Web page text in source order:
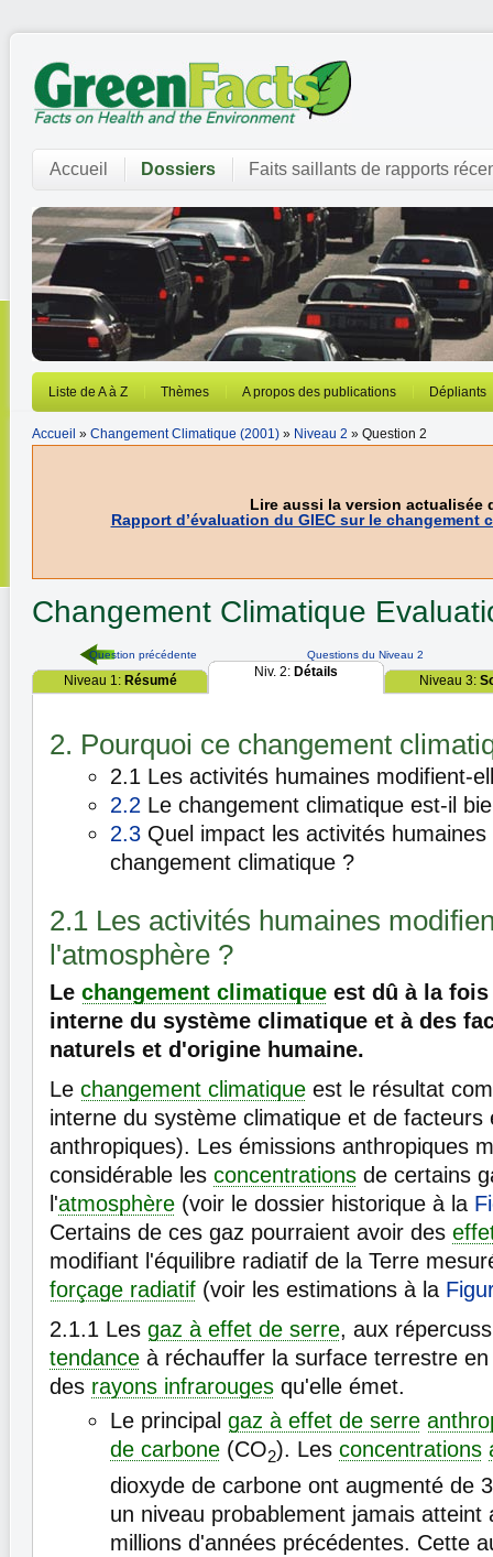
Accueil Dossiers Faits saillants de rapports
Liste de A à Z Thèmes A propos des publications Dépliants
Accueil » Changement Climatique (2001) » Niveau 2 » Question 2
Lire aussi la version actualisée
Rapport d’évaluation du GIEC sur le changement
Changement Climatique
Question précédente Questions du Niveau 2
Niveau 1: Résumé
Niv. 2: Détails
Niveau 3:
2. Pourquoi ce changement
2.1 Les activités humaines modifient-
2.2 Le changement climatique est-il
2.3 Quel impact les activités
changement climatique ?
2.1 Les activités humaines
l'atmosphère ?
Le changement climatique est dû à la
interne du système climatique et à des
naturels et d'origine humaine.
Le changement climatique est le résultat
interne du système climatique et de
anthropiques). Les émissions anthropiques
considérable les concentrations de certains
l'atmosphère (voir le dossier historique à la
Certains de ces gaz pourraient avoir des
modifiant l'équilibre radiatif de la Terre
forçage radiatif (voir les estimations à la
2.1.1 Les gaz à effet de serre, aux
tendance à réchauffer la surface terrestre
des rayons infrarouges qu'elle émet.
Le principal gaz à effet de serre
de carbone (CO2). Les concentrations
dioxyde de carbone ont augmenté de
un niveau probablement jamais atteint
millions d'années précédentes. Cette